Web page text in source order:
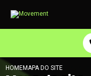
HOMEMAPA DO SITE